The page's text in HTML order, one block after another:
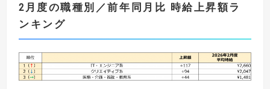
2月度の職種別／前年同月比 時給上昇額ラ
ンキング